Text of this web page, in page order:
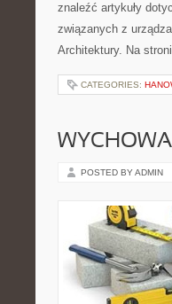
znaleźć artykuły
związanych z
Architektury. Na
CATEGORIES:
POSTED BY ADMIN